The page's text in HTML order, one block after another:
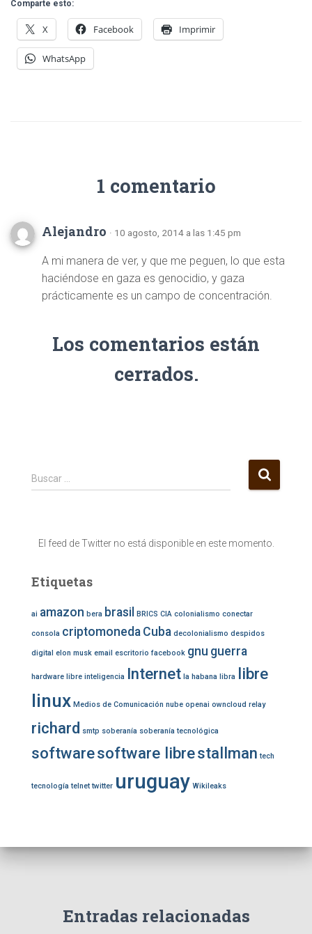
Comparte esto:
X Facebook Imprimir
WhatsApp
1 comentario
Alejandro · 10 agosto, 2014 a las 1:45 pm
A mi manera de ver, y que me peguen, lo que esta
haciéndose en gaza es genocidio, y gaza
prácticamente es un campo de concentración.
Los comentarios están
cerrados.
B
u
Buscar …
El feed de Twitter no está disponible en este momento.
Etiquetas
ai amazon bera brasil BRICS CIA colonialismo conectar
consola criptomoneda Cuba decolonialismo despidos
digital elon musk email escritorio facebook gnu guerra
hardware libre inteligencia Internet la habana libra libre
linux Medios de Comunicación nube openai owncloud relay
richard smtp soberanía soberanía tecnológica
softwaresoftware librestallman tech
tecnología telnet twitter uruguay Wikileaks
Entradas relacionadas